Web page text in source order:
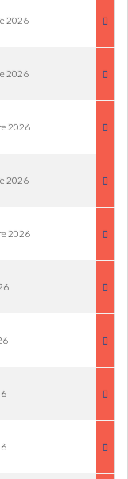
2026
2026
2026
2026
2026